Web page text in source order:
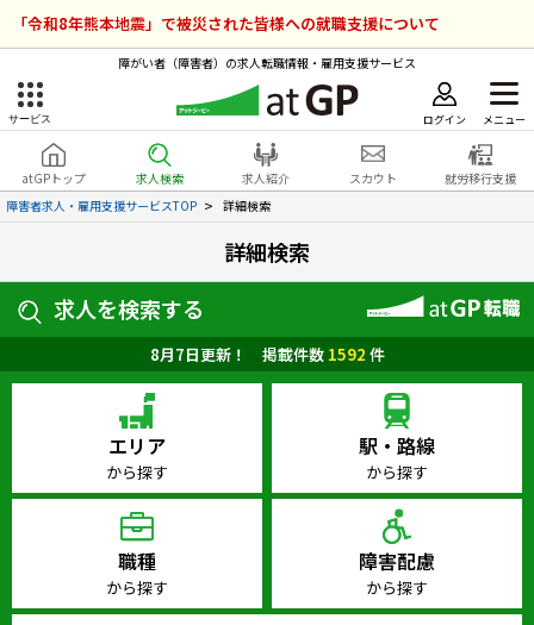
「令和8年熊本地震」で被災された皆様への就職支援について
障がい者（障害者）の求人転職情報・雇用支援サービス
サービス ログイン メニュー
atGPトップ 求人検索 求人紹介 スカウト
就労移行支援
障害者求人・雇用支援サービスTOP
詳細検索
詳細検索
求人を検索する
8月7日更新！ 掲載件数 1592 件
エリア
から探す
駅・路線
から探す
職種
から探す
障害配慮
から探す
障害者雇用のアットジーピー
サービスラインナップ
障害者専門の就転職支援サービス
障害者アスリート専門の就転職支援サービス
ハイスキルな障害者の転職支援サービス
ログイン 会員登録 無料
各種サービス
求人を検索する
求人を紹介してもらう
スカウトを受ける
就労移行支援サービス